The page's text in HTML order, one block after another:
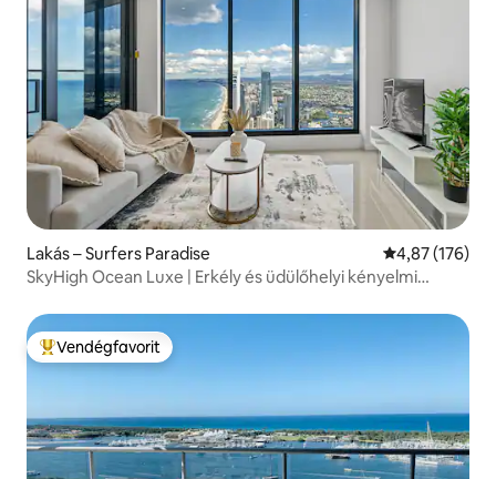
Lakás – Surfers Paradise Átlagos
4,87 (176)
SkyHigh Ocean Luxe | Erkély és üdülőhelyi kényelmi
Kiemelt vendégfavorit
Vendégfavorit